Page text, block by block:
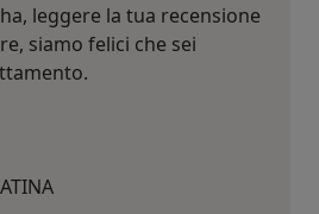
leggere la tua recensione
siamo felici che sei